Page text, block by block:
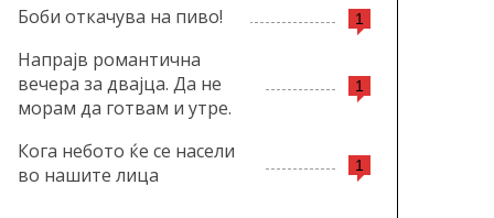
1
Боби откачува на пиво!
1
Напрајв романтична
вечера за двајца. Да не
морам да готвам и утре.
1
Кога небото ќе се насели
во нашите лица